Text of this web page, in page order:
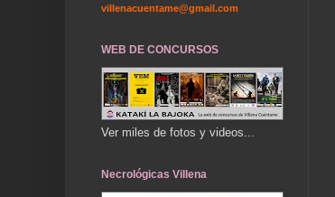
villenacuentame@gmail.com
WEB DE CONCURSOS
Ver miles de fotos y videos...
Necrológicas Villena